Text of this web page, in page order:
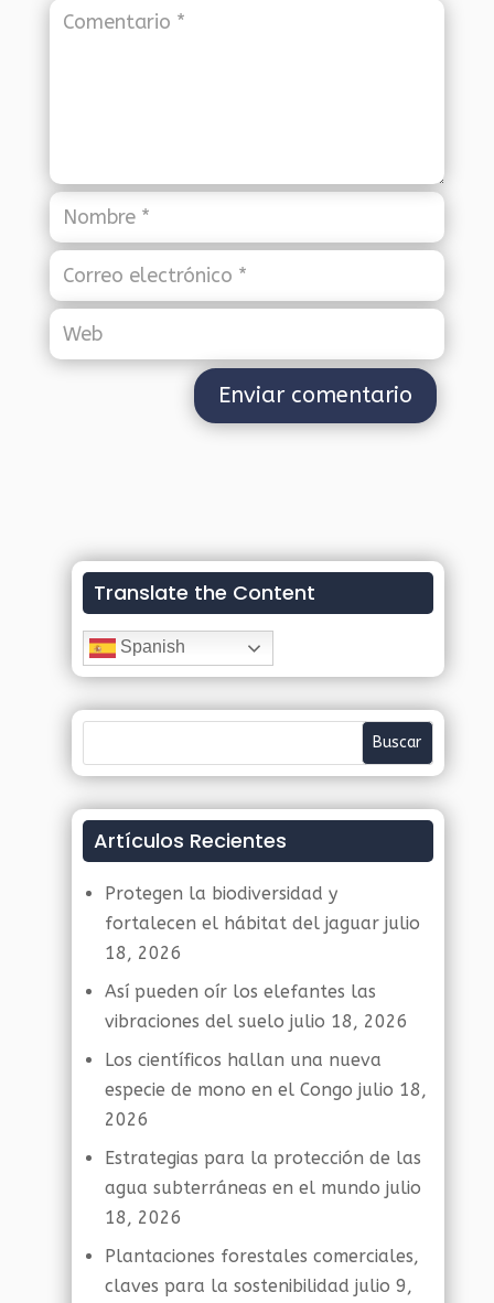
Translate the Content
Spanish
Artículos Recientes
Protegen la biodiversidad y
fortalecen el hábitat del jaguar julio
18, 2026
Así pueden oír los elefantes las
vibraciones del suelo julio 18, 2026
Los científicos hallan una nueva
especie de mono en el Congo julio 18,
2026
Estrategias para la protección de las
agua subterráneas en el mundo julio
18, 2026
Plantaciones forestales comerciales,
claves para la sostenibilidad julio 9,